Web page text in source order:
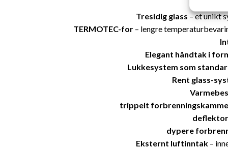
Tresidig glass – et unikt
TERMOTEC-for– lengre
Elegant håndtak i
Lukkesystem som
Rent glass-
trippelt
deflektor
dypere
Eksternt luftinntak –